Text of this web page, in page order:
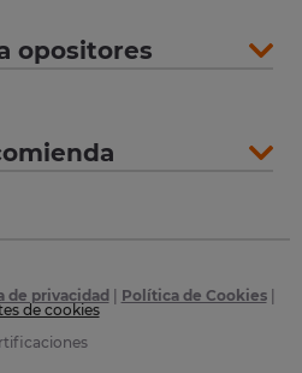
opositores
de privacidad Política de Cookies|
de cookies